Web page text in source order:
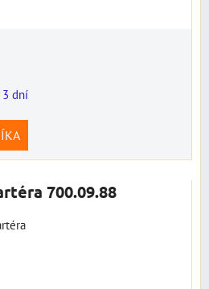
dní
700.09.88